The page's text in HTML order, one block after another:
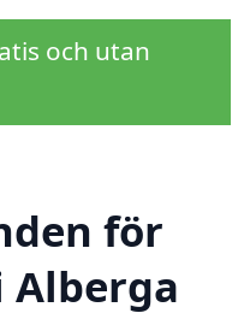
och utan
för